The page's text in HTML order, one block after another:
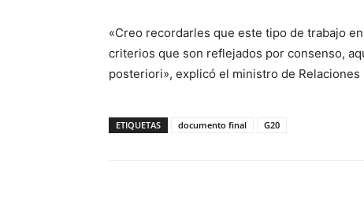
«Creo recordarles que este tipo de trabajo
criterios que son reflejados por consenso,
posteriori», explicó el ministro de Relaciones
ETIQUETAS documento final G20